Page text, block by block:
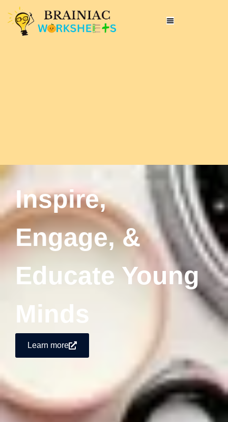
Inspire,
Engage, &
Educate Young
Minds
Learn more